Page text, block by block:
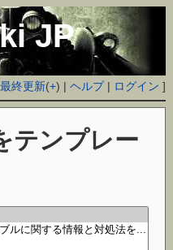
JP
最終更新(+) |ヘルプ| ログイン ]
テンプレー